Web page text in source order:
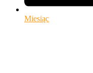
Miesiąc